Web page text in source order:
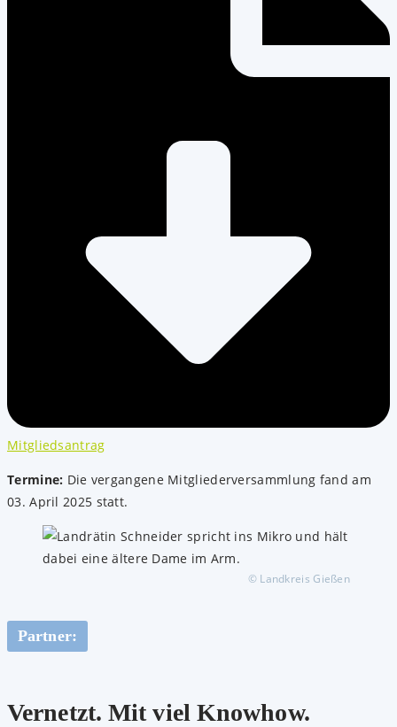
Mitgliedsantrag
Termine: Die vergangene Mitgliederversammlung fand am
03. April 2025 statt.
© Landkreis Gießen
Partner:
Vernetzt. Mit viel Knowhow.